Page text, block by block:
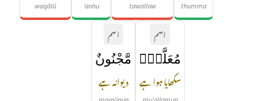
thumma
tawallaw
ʿanhu
waqālū
اسم
مُعَلَّمٌۭ
سکھایا ہوا ہے
اسم
مَّجْنُونٌ
دیوانہ ہے